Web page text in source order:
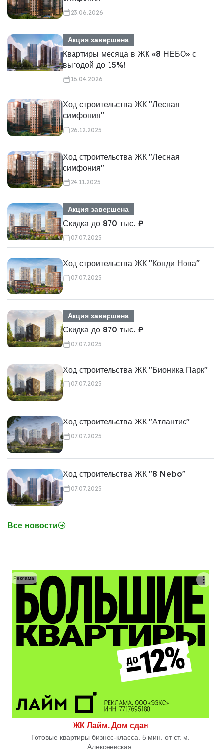
23.06.2026
Акция завершена
Квартиры месяца в ЖК «8 НЕБО» с
выгодой до 15%!
16.04.2026
Ход строительства ЖК "Лесная
симфония"
26.12.2025
Ход строительства ЖК "Лесная
симфония"
24.11.2025
Акция завершена
Скидка до 870 тыс. ₽
07.07.2025
Ход строительства ЖК "Конди Нова"
07.07.2025
Акция завершена
Скидка до 870 тыс. ₽
07.07.2025
Ход строительства ЖК "Бионика Парк"
07.07.2025
Ход строительства ЖК "Атлантис"
07.07.2025
Ход строительства ЖК "8 Nebo"
07.07.2025
Все новости
ЖК Лайм. Дом сдан
Готовые квартиры бизнес-класса. 5 мин. от ст. м.
Алексеевская.
Реклама